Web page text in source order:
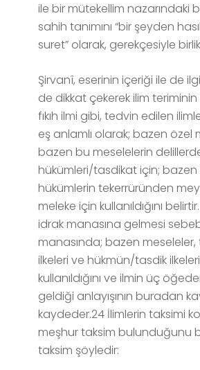
ile bir mütekellim nazarındaki
sahih tanımını “bir şeyden
suret” olarak, gerekçesiyle
Şirvanî, eserinin içeriği ile de
de dikkat çekerek ilim
fıkıh ilmi gibi, tedvin edilen
eş anlamlı olarak; bazen özel
bazen bu meselelerin
hükümleri/tasdikat için;
hükümlerin tekerrüründen
meleke için kullanıldığını
idrak manasına gelmesi
manasında; bazen
ilkeleri ve hükmün/tasdik
kullanıldığını ve ilmin üç
geldiği anlayışının buradan
kaydeder.24 İlimlerin taksimi
meşhur taksim bulunduğunu
taksim şöyledir: